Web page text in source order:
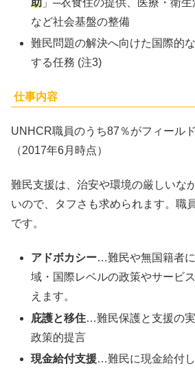
など社会基盤の整備
難民問題の解決へ向けた国際的
する任務 (注3)
仕事内容
UNHCR職員のうち87％がフィール
（2017年6月時点）
難民支援は、治安や環境の厳しいな
いので、タフさも求められます。職
です。
アドボカシー…難民や無国籍者
域・国際レベルの政策やサービ
えます。
庇護と移住…難民保護と支援の
政策的提言
現金給付支援…難民に現金給付